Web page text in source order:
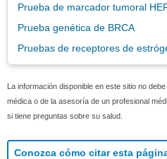
Prueba de marcador tumoral
Prueba genética de BRCA
Pruebas de receptores de
La información disponible en este sitio no
médica o de la asesoría de un profesional
si tiene preguntas sobre su salud.
Conozca cómo citar esta